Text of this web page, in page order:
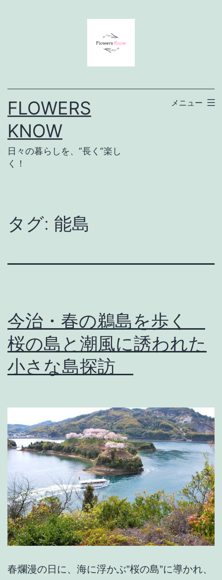
へ
キ
ッ
FLOWERS
KNOW
日々の暮らしを、”長く”楽し
く！
メニュー
タグ: 能島
今治・春の鵜島を歩く
桜の島と潮風に誘われた
小さな島探訪
春爛漫の日に、海に浮かぶ”桜の島”に導かれ、